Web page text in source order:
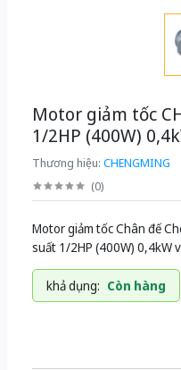
Motor giảm tốc
1/2HP (400W)
Thương hiệu: CHENGMING
(0)
Motor giảm tốc Chân đế
suất 1/2HP (400W) 0,4kW
khả dụng: Còn hàng